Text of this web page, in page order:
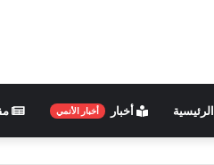
الرئيسية أخبار أخبار الأنمي